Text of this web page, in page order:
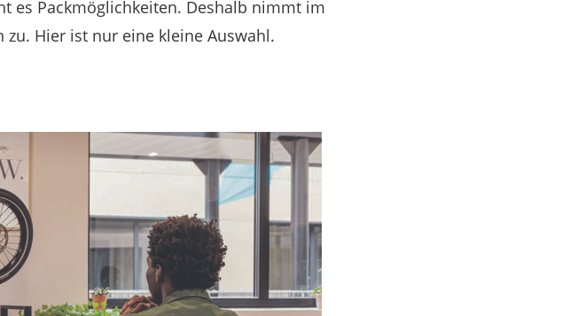
es Packmöglichkeiten. Deshalb nimmt im
Hier ist nur eine kleine Auswahl.